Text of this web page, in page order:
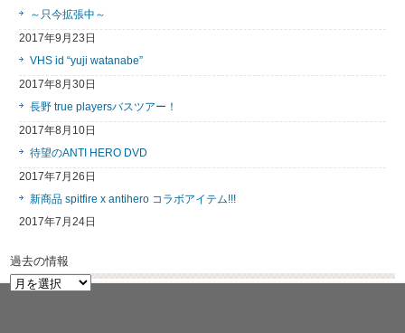
～只今拡張中～
2017年9月23日
VHS id “yuji watanabe”
2017年8月30日
長野 true playersバスツアー！
2017年8月10日
待望のANTI HERO DVD
2017年7月26日
新商品 spitfire x antihero コラボアイテム!!!
2017年7月24日
過去の情報
過